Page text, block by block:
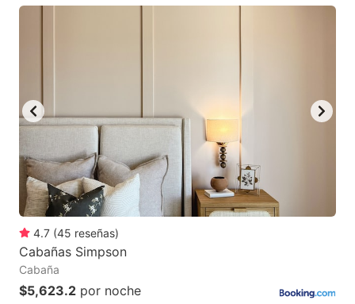
4.7 (45 reseñas)
Cabañas Simpson
Cabaña
$5,623.2 por noche